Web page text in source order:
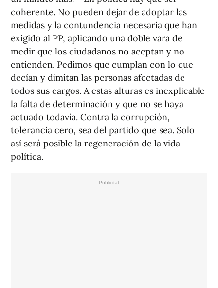
coherente. No pueden dejar de adoptar las
medidas y la contundencia necesaria que han
exigido al PP, aplicando una doble vara de
medir que los ciudadanos no aceptan y no
entienden. Pedimos que cumplan con lo que
decían y dimitan las personas afectadas de
todos sus cargos. A estas alturas es inexplicable
la falta de determinación y que no se haya
actuado todavía. Contra la corrupción,
tolerancia cero, sea del partido que sea. Solo
así será posible la regeneración de la vida
política.